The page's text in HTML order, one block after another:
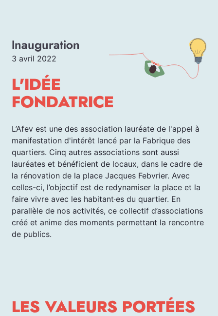
Inauguration
3 avril 2022
L'IDÉE
FONDATRICE
L’Afev est une des association lauréate de l'appel à
manifestation d'intérêt lancé par la Fabrique des
quartiers. Cinq autres associations sont aussi
lauréates et bénéficient de locaux, dans le cadre de
la rénovation de la place Jacques Febvrier. Avec
celles-ci, l’objectif est de redynamiser la place et la
faire vivre avec les habitant·es du quartier. En
parallèle de nos activités, ce collectif d’associations
créé et anime des moments permettant la rencontre
de publics.
LES VALEURS PORTÉES